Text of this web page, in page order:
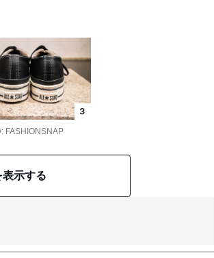
3
FASHIONSNAP
示する